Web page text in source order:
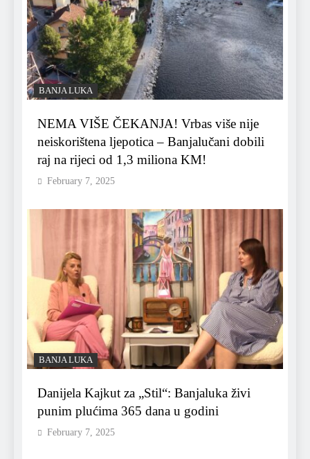
BANJA LUKA
NEMA VIŠE ČEKANJA! Vrbas više nije
neiskorištena ljepotica – Banjalučani dobili
raj na rijeci od 1,3 miliona KM!
February 7, 2025
BANJA LUKA
Danijela Kajkut za „Stil“: Banjaluka živi
punim plućima 365 dana u godini
February 7, 2025